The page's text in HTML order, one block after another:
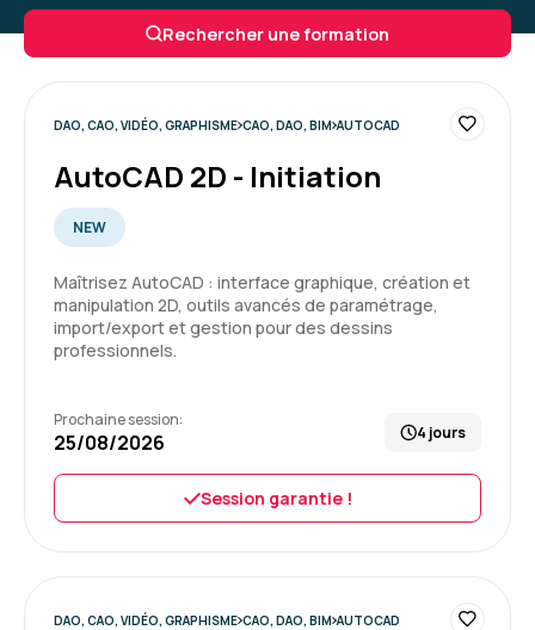
Formateur super, au-delà de ce que j'aurais pu
automatisation
Yannis K. Le 29/04/2026
espérer.
Enseignement de première pro, mais pas que,
cadrage, tips, conseils... un grand merci à lui.
Rechercher une formation
DAO, CAO, VIDÉO, GRAPHISME CAO, DAO, BIM AUTOCAD
AutoCAD 2D - Initiation
NEW
Maîtrisez AutoCAD : interface graphique, création et
manipulation 2D, outils avancés de paramétrage,
import/export et gestion pour des dessins
professionnels.
Prochaine session:
25/08/2026 4 jours
Session garantie !
DAO, CAO, VIDÉO, GRAPHISME CAO, DAO, BIM AUTOCAD